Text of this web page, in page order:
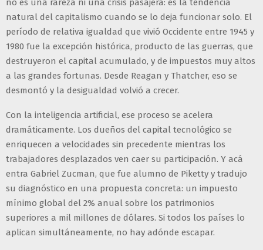
no es una rareza ni una crisis pasajera: es la tendencia
natural del capitalismo cuando se lo deja funcionar solo. El
período de relativa igualdad que vivió Occidente entre 1945 y
1980 fue la excepción histórica, producto de las guerras, que
destruyeron el capital acumulado, y de impuestos muy altos
a las grandes fortunas. Desde Reagan y Thatcher, eso se
desmontó y la desigualdad volvió a crecer.
Con la inteligencia artificial, ese proceso se acelera
dramáticamente. Los dueños del capital tecnológico se
enriquecen a velocidades sin precedente mientras los
trabajadores desplazados ven caer su participación. Y acá
entra Gabriel Zucman, que fue alumno de Piketty y tradujo
su diagnóstico en una propuesta concreta: un impuesto
mínimo global del 2% anual sobre los patrimonios
superiores a mil millones de dólares. Si todos los países lo
aplican simultáneamente, no hay adónde escapar.